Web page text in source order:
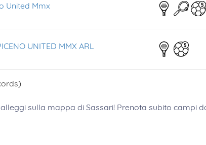
United Mmx
UNITED MMX ARL
sulla mappa di Sassari! Prenota subito campi